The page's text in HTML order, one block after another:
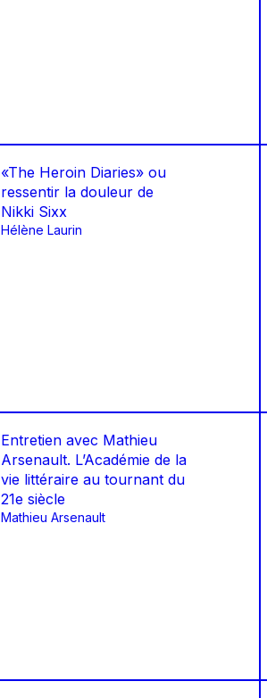
«The Heroin Diaries» ou
ressentir la douleur de
Nikki Sixx
Hélène Laurin
Entretien avec Mathieu
Arsenault. L’Académie de la
vie littéraire au tournant du
21e siècle
Mathieu Arsenault